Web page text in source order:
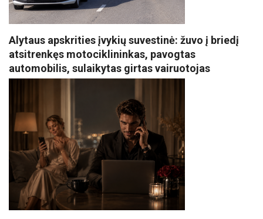
Alytaus apskrities įvykių suvestinė: žuvo į briedį
atsitrenkęs motociklininkas, pavogtas
automobilis, sulaikytas girtas vairuotojas